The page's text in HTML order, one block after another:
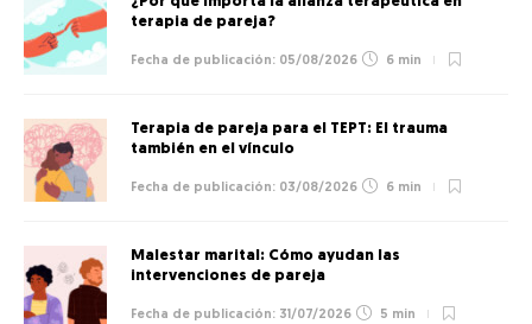
terapia de pareja?
05/08/2026 6 min
Terapia de pareja para el TEPT: El trauma
también en el vínculo
03/08/2026 6 min
Malestar marital: Cómo ayudan las
intervenciones de pareja
31/07/2026 5 min